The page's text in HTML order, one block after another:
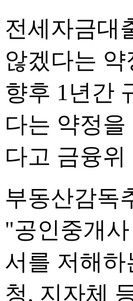
전세자금대
않겠다는
향후 1년간
다는 약정
다고 금융
부동산감독
"공인중개
서를 저해
청, 지자체